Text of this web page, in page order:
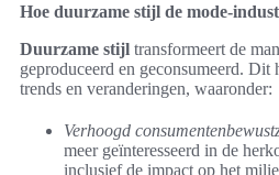
Hoe duurzame stijl de mode-
Duurzame stijl transformeert de
geproduceerd en geconsumeerd. Dit
trends en veranderingen, waaronder:
Verhoogd
meer geïnteresseerd in de
inclusief de impact op het